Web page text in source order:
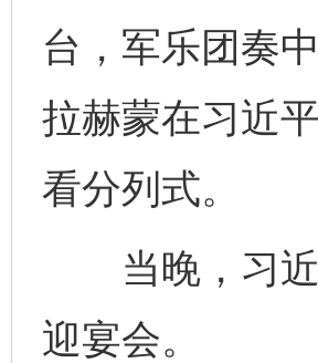
台，军乐团奏
拉赫蒙在习近
看分列式。
当晚，习近
迎宴会。
完善运行机制助力责任有效落实